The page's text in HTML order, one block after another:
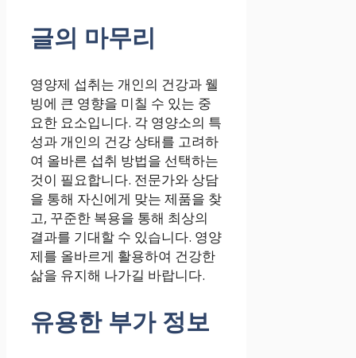
글의 마무리
영양제 섭취는 개인의 건강과 웰
빙에 큰 영향을 미칠 수 있는 중
요한 요소입니다. 각 영양소의 특
성과 개인의 건강 상태를 고려하
여 올바른 섭취 방법을 선택하는
것이 필요합니다. 전문가와 상담
을 통해 자신에게 맞는 제품을 찾
고, 꾸준한 복용을 통해 최상의
결과를 기대할 수 있습니다. 영양
제를 올바르게 활용하여 건강한
삶을 유지해 나가길 바랍니다.
유용한 부가 정보